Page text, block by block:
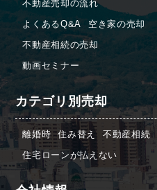
不動産売却の流れ
よくあるQ&A
空き家の売却
不動産相続の売却
動画セミナー
カテゴリ別売却
離婚時 住み替え 不動産相続
住宅ローンが払えない